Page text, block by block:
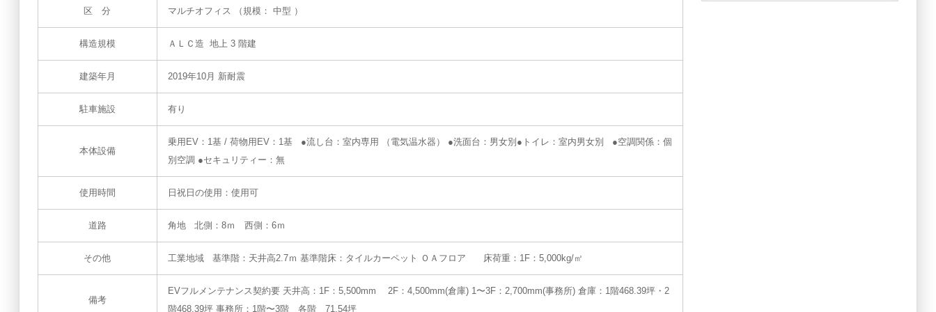
区 分 マルチオフィス （規模： 中型 ）
構造規模 ＡＬＣ造 地上 3 階建
建築年月 2019年10月 新耐震
駐車施設 有り
本体設備
乗用EV：1基 / 荷物用EV：1基 ●流し台：室内専用 （電気温水器） ●洗面台：男女別●トイレ：室内男女別 ●空調関係：個
別空調 ●セキュリティー：無
使用時間 日祝日の使用：使用可
道路 角地 北側：8ｍ 西側：6ｍ
その他 工業地域 基準階：天井高2.7ｍ 基準階床：タイルカーペット ＯＡフロア 床荷重：1F：5,000kg/㎡
備考
EVフルメンテナンス契約要 天井高：1F：5,500mm 2F：4,500mm(倉庫) 1〜3F：2,700mm(事務所) 倉庫：1階468.39坪・2
階468.39坪 事務所：1階〜3階 各階 71.54坪